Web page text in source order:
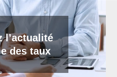
l’actualité
des taux